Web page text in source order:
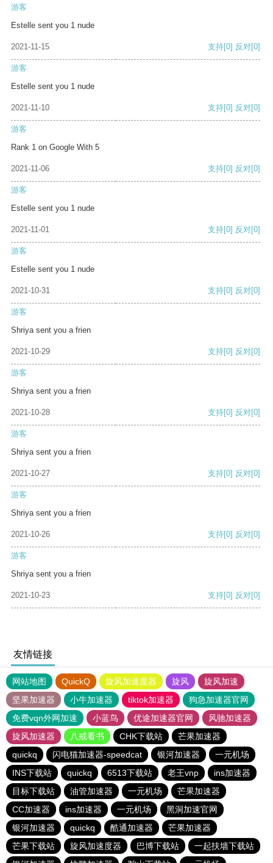
游客
Estelle sent you 1 nude
2021-11-15 支持[0] 反对[0]
游客
Estelle sent you 1 nude
2021-11-10 支持[0] 反对[0]
游客
Rank 1 on Google With 5
2021-11-06 支持[0] 反对[0]
游客
Estelle sent you 1 nude
2021-11-01 支持[0] 反对[0]
游客
Estelle sent you 1 nude
2021-10-31 支持[0] 反对[0]
游客
Shriya sent you a frien
2021-10-29 支持[0] 反对[0]
游客
Shriya sent you a frien
2021-10-28 支持[0] 反对[0]
游客
Shriya sent you a frien
2021-10-27 支持[0] 反对[0]
游客
Shriya sent you a frien
2021-10-26 支持[0] 反对[0]
游客
Shriya sent you a frien
2021-10-23 支持[0] 反对[0]
友情链接
网站地图 QuickQ 旋风加速度器 旋风
旋风加速
坚果加速器
小牛加速器 tiktok加速器
狗急加速器官网
免费vqn外网加速
小蓝鸟 优途加速器官网
风驰加速器
旋风加速器
八戒看书 CHK下载站
芒果加速器
quickq
闪电猫加速器-speedcat 银河加速器
一元机场
INS下载站
quickq 6513下载站 老王vnp
ins加速器
目标下载站
油管加速器 一元机场
芒果加速器
CC加速器
ins加速器 一元机场
黑洞加速官网
银河加速器
quickq 酷通加速器
芒果加速器
芒果下载站
旋风加速度器 巴博下载站
一起扶墙下载站